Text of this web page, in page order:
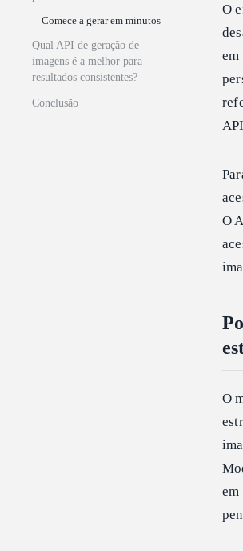
Comece a gerar em minutos
Qual API de geração de
imagens é a melhor para
resultados consistentes?
Conclusão
O
em
O
O
em